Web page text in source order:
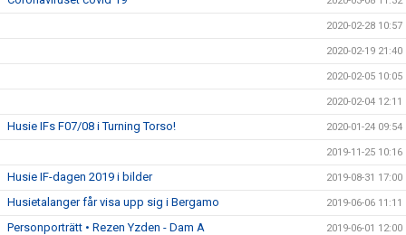
2020-02-28 10:57
2020-02-19 21:40
2020-02-05 10:05
2020-02-04 12:11
Husie IFs F07/08 i Turning Torso! 2020-01-24 09:54
2019-11-25 10:16
Husie IF-dagen 2019 i bilder 2019-08-31 17:00
Husietalanger får visa upp sig i Bergamo 2019-06-06 11:11
Personporträtt • Rezen Yzden - Dam A 2019-06-01 12:00